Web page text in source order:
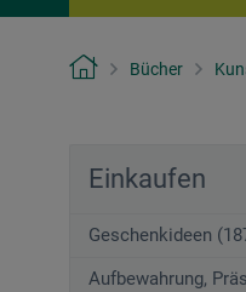
Bücher
Einkaufen
Geschenkideen
Aufbewahrung,